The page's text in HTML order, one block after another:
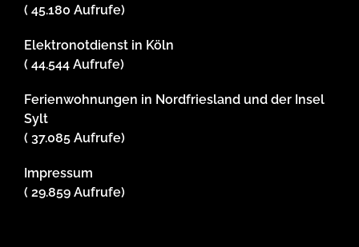
( 45.180 Aufrufe)
Elektronotdienst in Köln
( 44.544 Aufrufe)
Ferienwohnungen in Nordfriesland und der Insel
Sylt
( 37.085 Aufrufe)
Impressum
( 29.859 Aufrufe)